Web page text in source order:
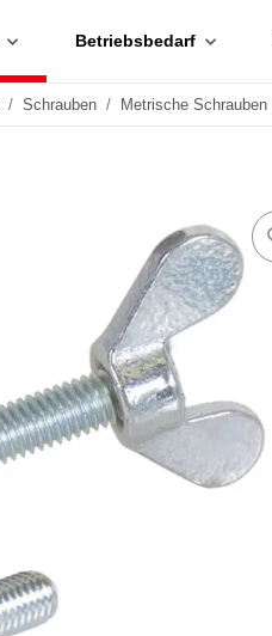
Betriebsbedarf
Schrauben Metrische Schrauben